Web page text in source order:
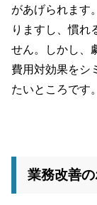
があげられます
りますし、慣れ
せん。しかし、
費用対効果をシ
たいところです。
業務改善の